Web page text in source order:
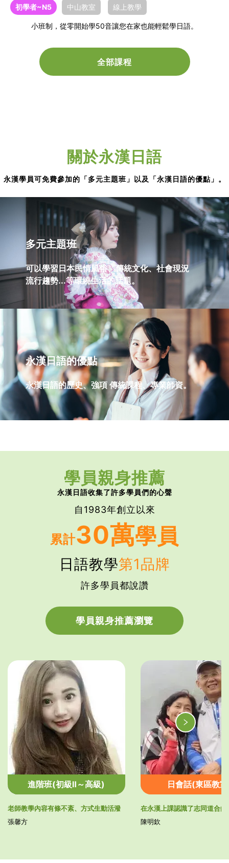
初學者~N5 中山教室 線上教學
小班制，從零開始學50音讓您在家也能輕鬆學日語。
全部課程
關於永漢日語
永漢學員可免費參加的「多元主題班」以及「永漢日語的優點」。
多元主題班
可以學習日本民情風俗、傳統文化、社會現況
流行趨勢...等環繞生活的話題。
永漢日語的優點
永漢日語的歷史、強項 傳統課程、專業師資。
學員親身推薦
永漢日語收集了許多學員們的心聲
自1983年創立以來
累計30萬學員
日語教學第1品牌
許多學員都說讚
學員親身推薦瀏覽
進階班(初級Ⅱ～高級)
老師教學內容有條不紊、方式生動活潑
張馨方
日會話(東區教
在永漢上課認識了志同道合的
陳明欽